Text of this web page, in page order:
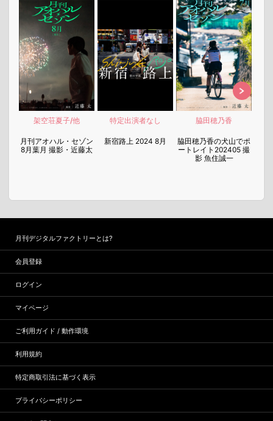
架空荘夏子/他
月刊アオハル・セゾン
8月葉月 撮影・近藤太
特定出演者なし
新宿路上 2024 8月
脇田穂乃香
脇田穂乃香の犬山でポ
ートレイト202405 撮
影 魚住誠一
月刊デジタルファクトリーとは?
会員登録
ログイン
マイページ
ご利用ガイド / 動作環境
利用規約
特定商取引法に基づく表示
プライバシーポリシー